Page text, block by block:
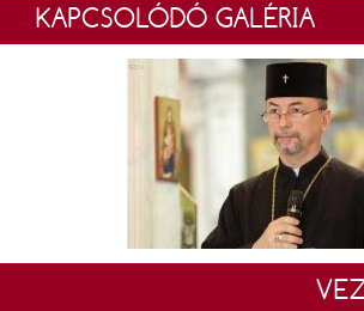
KAPCSOLÓDÓ GALÉRIA